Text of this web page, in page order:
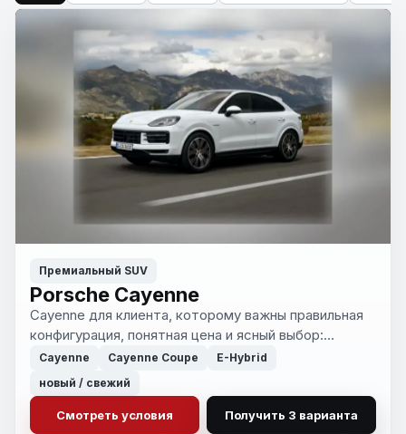
Премиальный SUV
Porsche Cayenne
Cayenne для клиента, которому важны правильная
конфигурация, понятная цена и ясный выбор:
покупать в России сейчас или везти под заказ.
Cayenne Cayenne Coupe
E-Hybrid
новый / свежий
Смотреть условия Получить 3 варианта